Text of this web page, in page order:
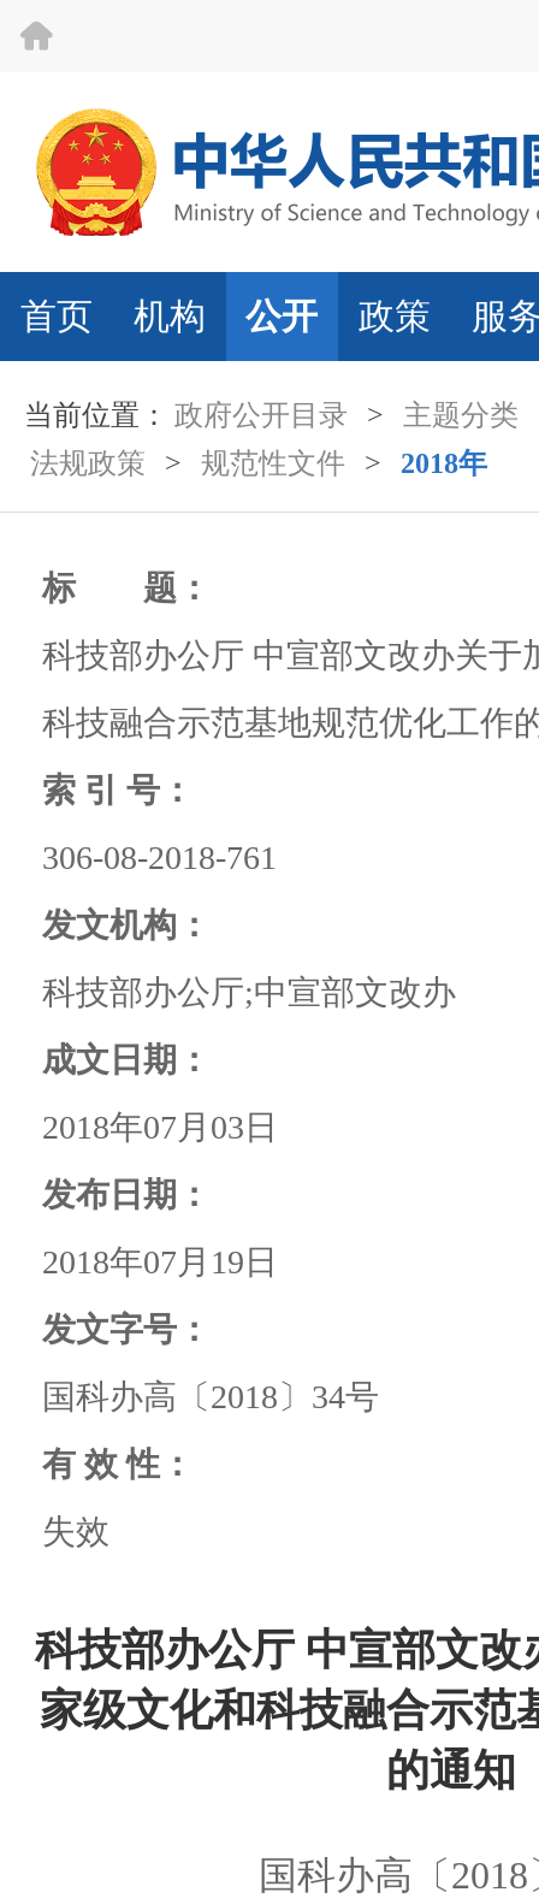
首页 机构 公开 政策 服
当前位置： 政府公开目录 > 主题分类
法规政策
> 规范性文件 > 2018年
标 题：
科技部办公厅 中宣部文改办关于
科技融合示范基地规范优化工作
索 引 号：
306-08-2018-761
发文机构：
科技部办公厅;中宣部文改办
成文日期：
2018年07月03日
发布日期：
2018年07月19日
发文字号：
国科办高〔2018〕34号
有 效 性：
失效
科技部办公厅 中宣部文
家级文化和科技融合示范
的通知
国科办高〔